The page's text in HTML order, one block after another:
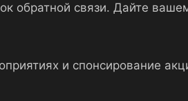
обратной связи. Дайте
и спонсирование